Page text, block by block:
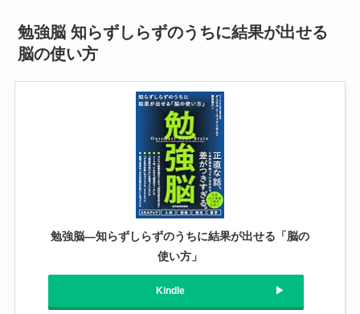
勉強脳 知らずしらずのうちに結果が出せる
脳の使い方
勉強脳―知らずしらずのうちに結果が出せる「脳の
使い方」
Kindle